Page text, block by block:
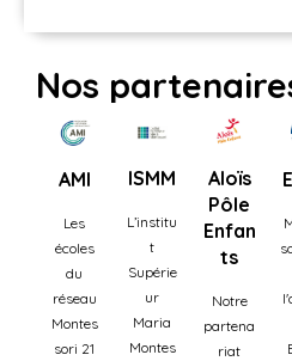
Nos
AMI
Les
écoles
du
réseau
Montes
sori 21
ISMM
L’institu
t
Supérie
ur
Maria
Montes
Aloïs
Pôle
Enfan
ts
Notre
partena
riat